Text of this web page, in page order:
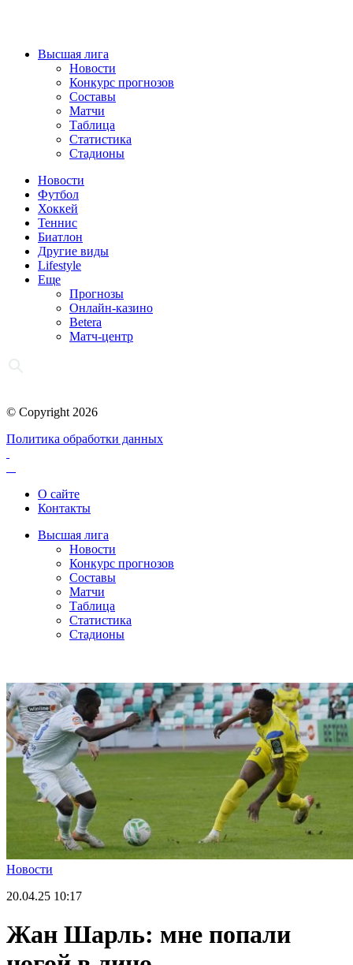
Высшая лига
Новости
Конкурс прогнозов
Составы
Матчи
Таблица
Статистика
Стадионы
Новости
Футбол
Хоккей
Теннис
Биатлон
Другие виды
Lifestyle
Еще
Прогнозы
Онлайн-казино
Betera
Матч-центр
© Copyright 2026
Политика обработки данных
О сайте
Контакты
Высшая лига
Новости
Конкурс прогнозов
Составы
Матчи
Таблица
Статистика
Стадионы
Новости
20.04.25 10:17
Жан Шарль: мне попали